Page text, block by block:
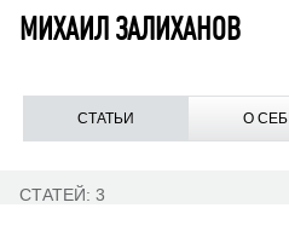
МИХАИЛ ЗАЛИХАНОВ
СТАТЬИ О
СТАТЕЙ: 3